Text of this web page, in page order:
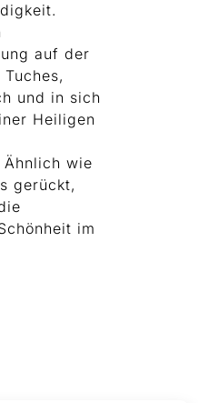
auf der
und in sich
Heiligen
wie
gerückt,
im